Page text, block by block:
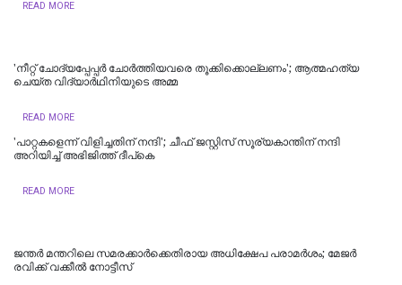
READ MORE
'നീറ്റ് ചോദ്യപ്പേപ്പർ ചോർത്തിയവരെ തൂക്കിക്കൊല്ലണം'; ആത്മഹത്യ
ചെയ്ത വിദ്യാർഥിനിയുടെ അമ്മ
READ MORE
'പാറ്റകളെന്ന് വിളിച്ചതിന് നന്ദി'; ചീഫ് ജസ്റ്റിസ് സൂര്യകാന്തിന് നന്ദി
അറിയിച്ച് അഭിജിത്ത് ദീപ്‌കെ
READ MORE
ജന്തർ മന്തറിലെ സമരക്കാർക്കെതിരായ അധിക്ഷേപ പരാമർശം; മേജർ
രവിക്ക് വക്കീൽ നോട്ടീസ്